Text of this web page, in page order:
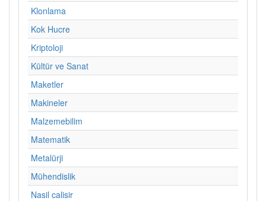
Klonlama
Kok Hucre
Kriptoloji
Kültür ve Sanat
Maketler
Makineler
Malzemebilim
Matematik
Metalürji
Mühendislik
Nasil calisir